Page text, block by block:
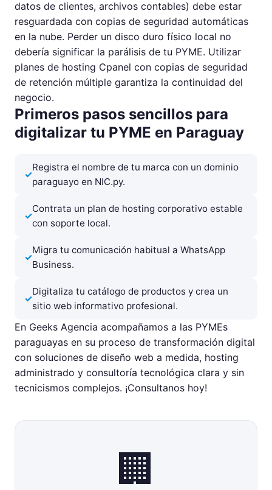
datos de clientes, archivos contables) debe estar
resguardada con copias de seguridad automáticas
en la nube. Perder un disco duro físico local no
debería significar la parálisis de tu PYME. Utilizar
planes de hosting Cpanel con copias de seguridad
de retención múltiple garantiza la continuidad del
negocio.
Primeros pasos sencillos para
digitalizar tu PYME en Paraguay
Registra el nombre de tu marca con un dominio
paraguayo en NIC.py.
Contrata un plan de hosting corporativo estable
con soporte local.
Migra tu comunicación habitual a WhatsApp
Business.
Digitaliza tu catálogo de productos y crea un
sitio web informativo profesional.
En Geeks Agencia acompañamos a las PYMEs
paraguayas en su proceso de transformación digital
con soluciones de diseño web a medida, hosting
administrado y consultoría tecnológica clara y sin
tecnicismos complejos. ¡Consultanos hoy!
🏢